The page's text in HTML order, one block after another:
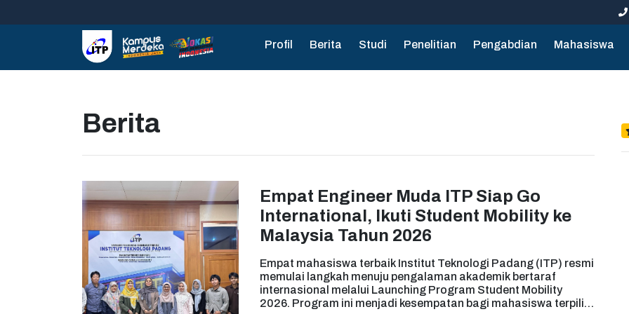
Profil Berita Studi Penelitian Pengabdian Mahasiswa
Berita
Empat Engineer Muda ITP Siap Go
International, Ikuti Student Mobility ke
Malaysia Tahun 2026
Empat mahasiswa terbaik Institut Teknologi Padang (ITP) resmi
memulai langkah menuju pengalaman akademik bertaraf
internasional melalui Launching Program Student Mobility
2026. Program ini menjadi kesempatan bagi mahasiswa terpilih